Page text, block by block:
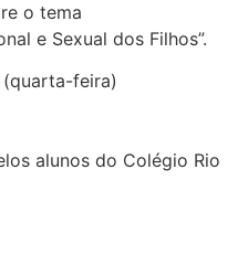
o tema
e Sexual dos Filhos”.
feira)
alunos do Colégio Rio